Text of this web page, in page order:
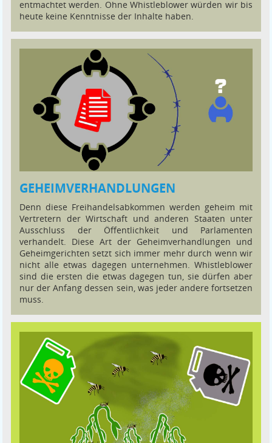
entmachtet werden. Ohne Whistleblower würden wir bis
heute keine Kenntnisse der Inhalte haben.
GEHEIMVERHANDLUNGEN
Denn diese Freihandelsabkommen werden geheim mit
Vertretern der Wirtschaft und anderen Staaten unter
Ausschluss der Öffentlichkeit und Parlamenten
verhandelt. Diese Art der Geheimverhandlungen und
Geheimgerichten setzt sich immer mehr durch wenn wir
nicht alle etwas dagegen unternehmen. Whistleblower
sind die ersten die etwas dagegen tun, sie dürfen aber
nur der Anfang dessen sein, was jeder andere fortsetzen
muss.